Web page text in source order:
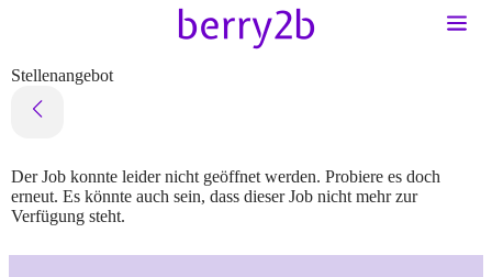
Stellenangebot
Der Job konnte leider nicht geöffnet werden. Probiere es doch
erneut. Es könnte auch sein, dass dieser Job nicht mehr zur
Verfügung steht.